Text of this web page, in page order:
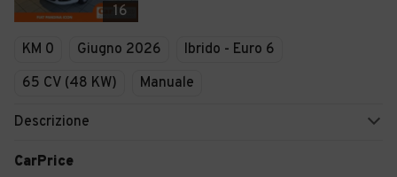
16
KM 0 Giugno 2026
Ibrido - Euro 6
65 CV (48 KW)
Manuale
Descrizione
CarPrice